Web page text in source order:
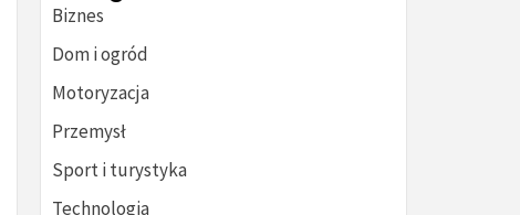
Biznes
Dom i ogród
Motoryzacja
Przemysł
Sport i turystyka
Technologia